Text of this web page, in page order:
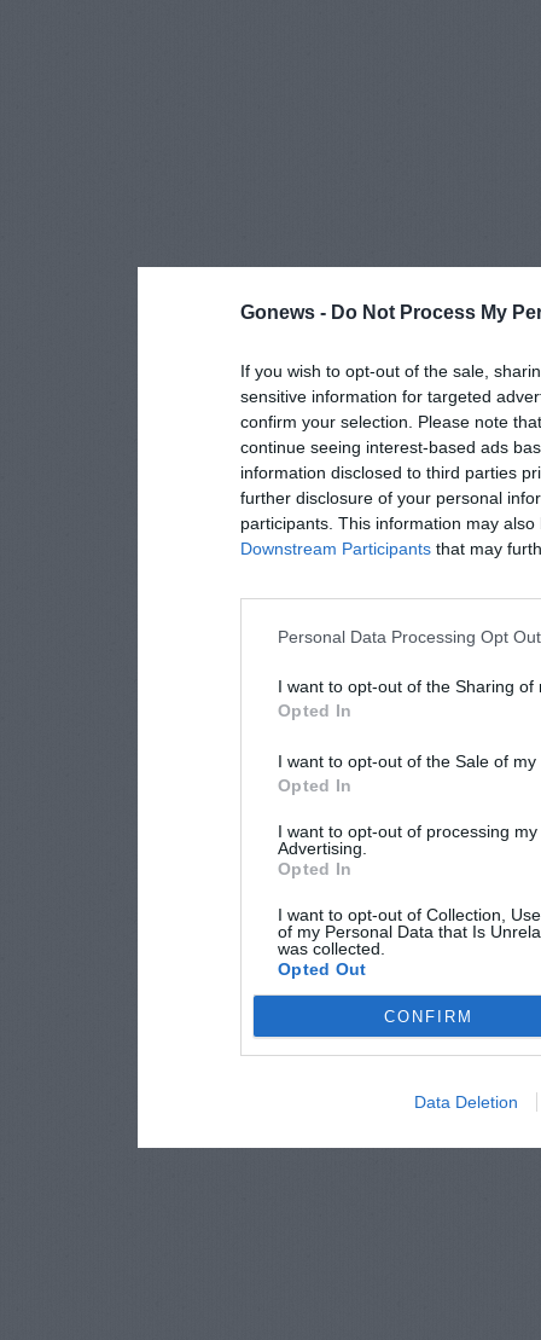
Gonews - Do Not Process My
If you wish to opt-out of the sale,
sensitive information for targeted
confirm your selection. Please note
continue seeing interest-based ads
information disclosed to third parties
further disclosure of your personal
participants. This information may
Downstream Participants that may
Personal Data Processing Opt
I want to opt-out of the Sharing of
Opted In
I want to opt-out of the Sale of
Opted In
I want to opt-out of processing
Advertising.
Opted In
I want to opt-out of Collection,
of my Personal Data that Is
was collected.
Opted Out
CONFIRM
Data Deletion